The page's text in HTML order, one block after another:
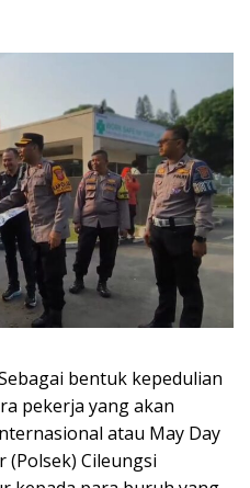
bentuk kepedulian
pekerja yang akan
atau May Day
(Polsek) Cileungsi